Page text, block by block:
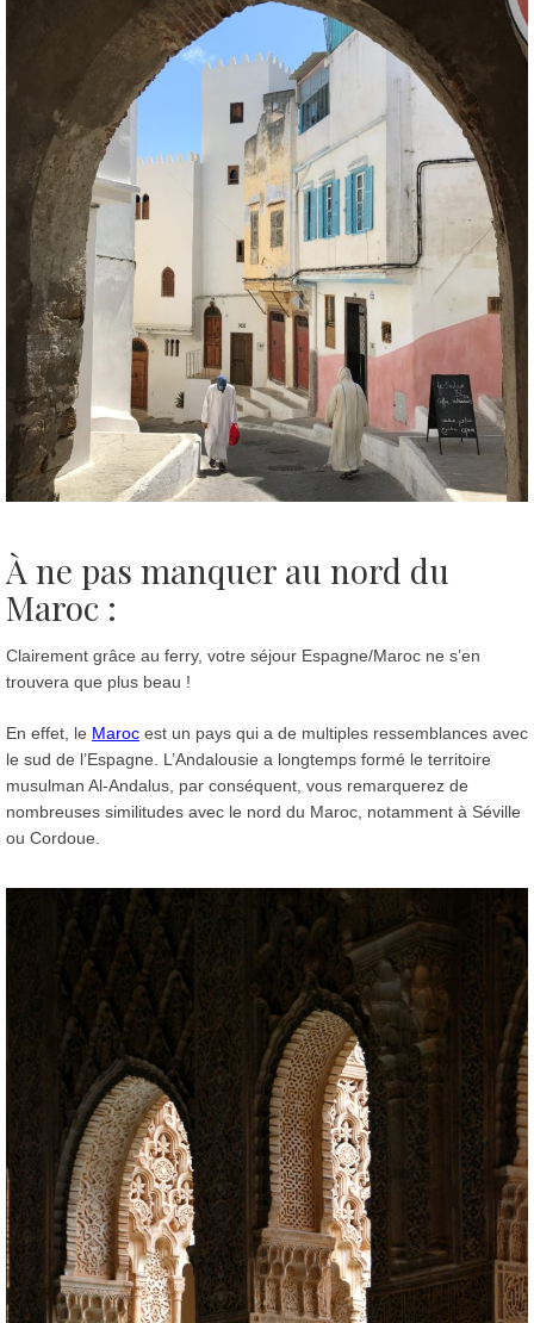
À ne pas manquer au nord du
Maroc :
Clairement grâce au ferry, votre séjour Espagne/Maroc ne s’en
trouvera que plus beau !
En effet, le Maroc est un pays qui a de multiples ressemblances avec
le sud de l’Espagne. L’Andalousie a longtemps formé le territoire
musulman Al-Andalus, par conséquent, vous remarquerez de
nombreuses similitudes avec le nord du Maroc, notamment à Séville
ou Cordoue.